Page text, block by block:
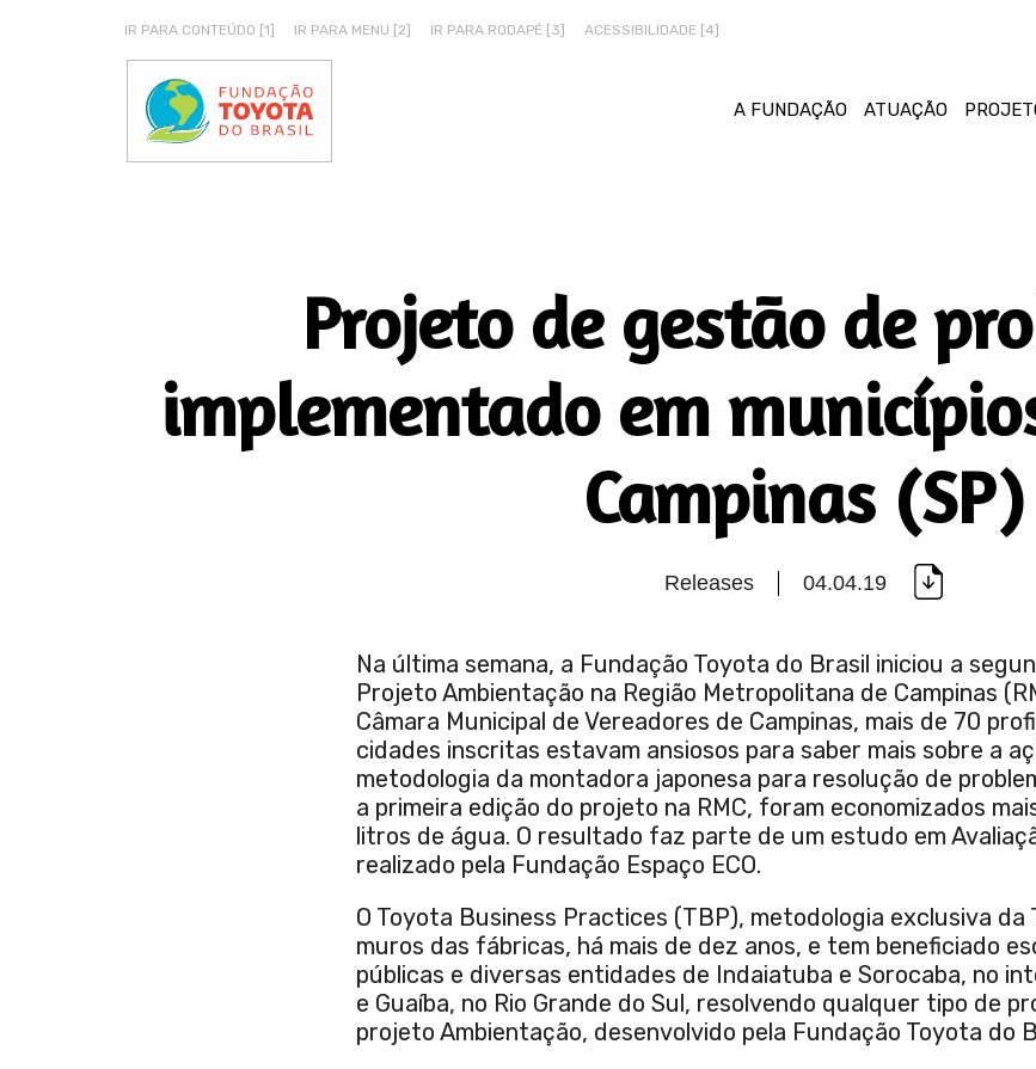
IR PARA CONTEÚDO [1] IR PARA MENU [2] IR PARA RODAPÉ [3] ACESSIBILIDADE [4]
A FUNDAÇÃO ATUAÇÃO
Projeto de gestão de
implementado em
Campinas (SP)
Releases 04.04.19
Na última semana, a Fundação Toyota do Brasil iniciou a
Projeto Ambientação na Região Metropolitana de Campinas
Câmara Municipal de Vereadores de Campinas, mais de 70
cidades inscritas estavam ansiosos para saber mais sobre a
metodologia da montadora japonesa para resolução de
a primeira edição do projeto na RMC, foram economizados
litros de água. O resultado faz parte de um estudo em
realizado pela Fundação Espaço ECO.
O Toyota Business Practices (TBP), metodologia exclusiva da
muros das fábricas, há mais de dez anos, e tem beneficiado
públicas e diversas entidades de Indaiatuba e Sorocaba, no
e Guaíba, no Rio Grande do Sul, resolvendo qualquer tipo de
projeto Ambientação, desenvolvido pela Fundação Toyota do